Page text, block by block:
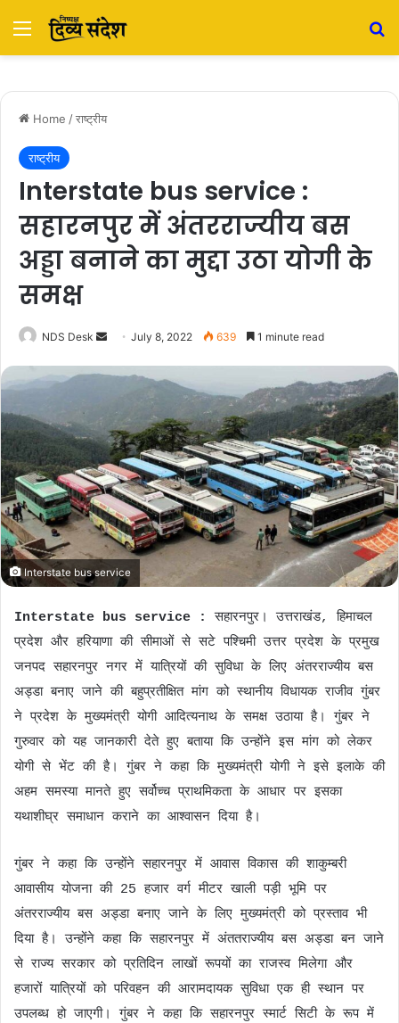
Menu
Home /राष्ट्रीय
राष्ट्रीय
Interstate bus service :
सहारनपुर में अंतरराज्यीय बस
अड्डा बनाने का मुद्दा उठा योगी के
समक्ष
NDS Desk
n
n
e
m
a
i
l
July 8, 2022 639 1 minute read
Interstate bus service
Interstate bus service :
सहारनपुर। उत्तराखंड, हिमाचल
प्रदेश और हरियाणा की सीमाओं से सटे पश्चिमी उत्तर प्रदेश के प्रमुख
जनपद सहारनपुर नगर में यात्रियों की सुविधा के लिए अंतरराज्यीय बस
अड्डा बनाए जाने की बहुप्रतीक्षित मांग को स्थानीय विधायक राजीव गुंबर
ने प्रदेश के मुख्यमंत्री योगी आदित्यनाथ के समक्ष उठाया है। गुंबर ने
गुरुवार को यह जानकारी देते हुए बताया कि उन्होंने इस मांग को लेकर
योगी से भेंट की है। गुंबर ने कहा कि मुख्यमंत्री योगी ने इसे इलाके की
अहम समस्या मानते हुए सर्वोच्च प्राथमिकता के आधार पर इसका
यथाशीघ्र समाधान कराने का आश्वासन दिया है।
गुंबर ने कहा कि उन्होंने सहारनपुर में आवास विकास की शाकुम्बरी
आवासीय योजना की 25 हजार वर्ग मीटर खाली पड़ी भूमि पर
अंतरराज्यीय बस अड्डा बनाए जाने के लिए मुख्यमंत्री को प्रस्ताव भी
दिया है। उन्होंने कहा कि सहारनपुर में अंततराज्यीय बस अड्डा बन जाने
से राज्य सरकार को प्रतिदिन लाखों रूपयों का राजस्व मिलेगा और
हजारों यात्रियों को परिवहन की आरामदायक सुविधा एक ही स्थान पर
उपलब्ध हो जाएगी। गुंबर ने कहा कि सहारनपुर स्मार्ट सिटी के रूप में